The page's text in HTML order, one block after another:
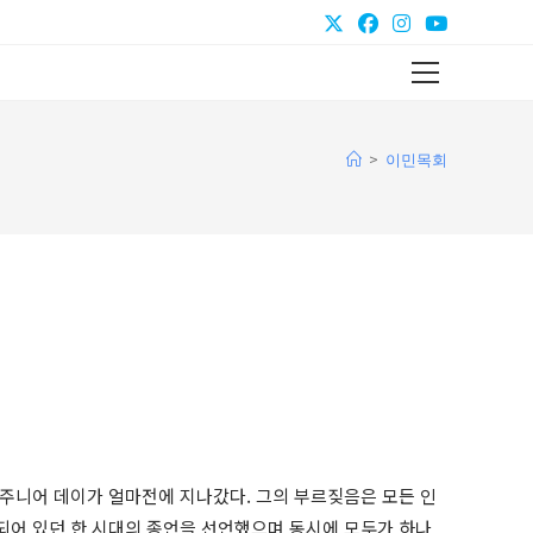
Main
> 이민목회
니어 데이가 얼마전에 지나갔다. 그의 부르짖음은 모든 인
어 있던 한 시대의 종언을 선언했으며 동시에 모두가 하나